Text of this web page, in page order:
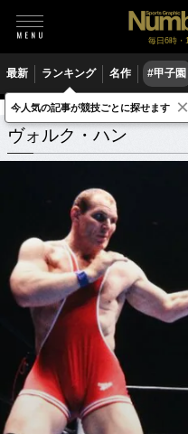
毎日6時・
最新 ランキング 名作 #甲子園
ヴォルク・ハン 関連記事
ヴォルク・ハン
今人気の記事が競技ごとに探せます ×